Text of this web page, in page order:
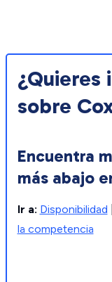
¿Quieres
sobre
Encuentra
más abajo
Ir a: Disponibilidad
la competencia